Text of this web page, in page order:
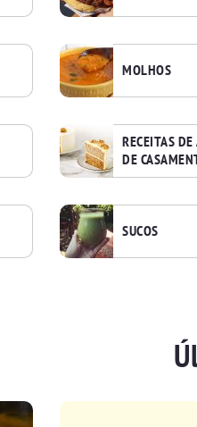
MOLHOS
RECEITAS
DE
SUCOS